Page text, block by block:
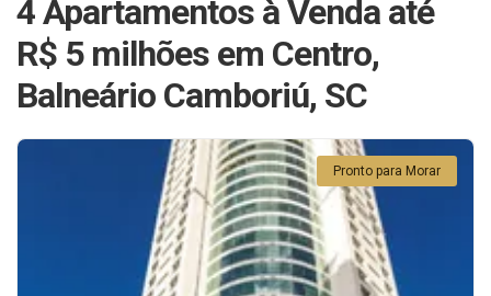
4 Apartamentos à Venda até
R$ 5 milhões em Centro,
Balneário Camboriú, SC
Pronto para Morar